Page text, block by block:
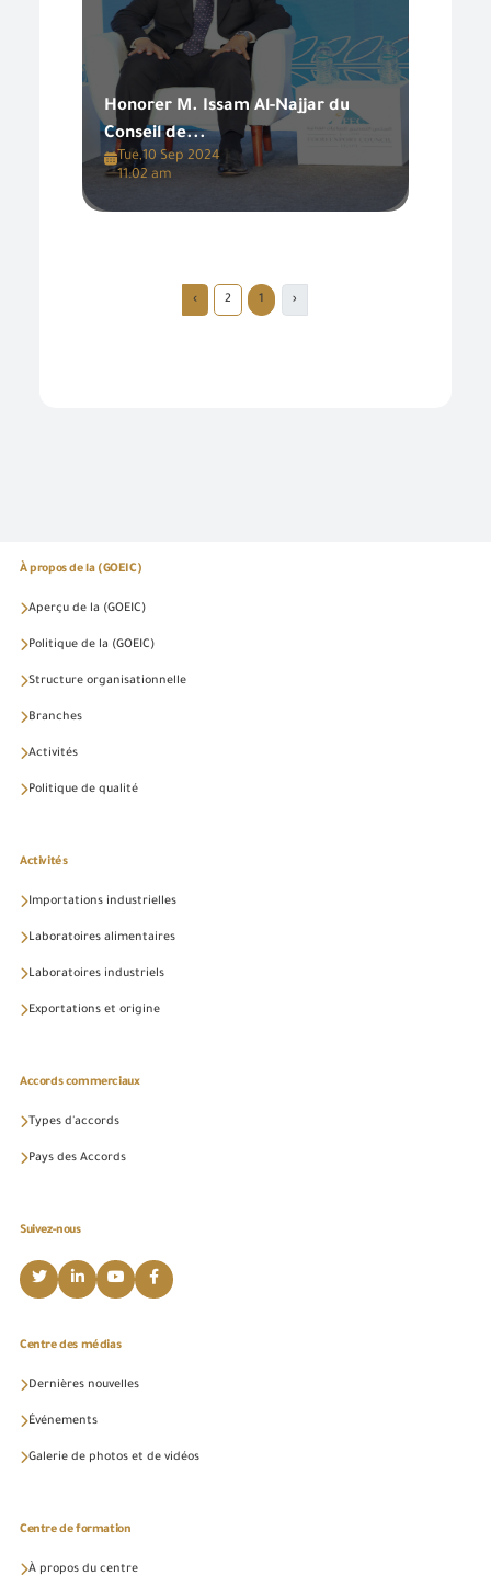
Honorer M. Issam Al-Najjar du
Conseil de...
Tue,10 Sep 2024
11:02 am
‹
1
2
›
À propos de la (GOEIC)
Aperçu de la (GOEIC)
Politique de la (GOEIC)
Structure organisationnelle
Branches
Activités
Politique de qualité
Activités
Importations industrielles
Laboratoires alimentaires
Laboratoires industriels
Exportations et origine
Accords commerciaux
Types d'accords
Pays des Accords
Suivez-nous
Centre des médias
Dernières nouvelles
Événements
Galerie de photos et de vidéos
Centre de formation
À propos du centre